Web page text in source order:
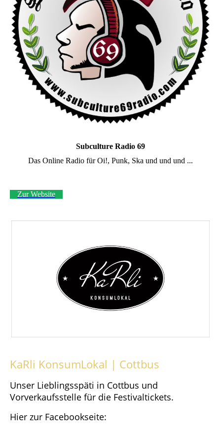
Subculture Radio 69
Das Online Radio für Oi!, Punk, Ska und und und ...
Zur Website
KaRli KonsumLokal | Cottbus
Unser Lieblingsspäti in Cottbus und
Vorverkaufsstelle für die Festivaltickets.
Hier zur Facebookseite: